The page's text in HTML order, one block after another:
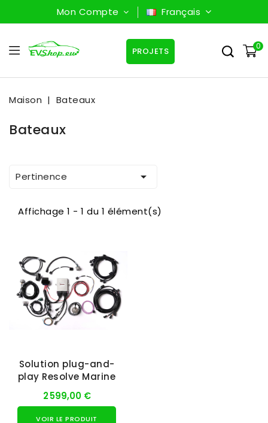
Mon Compte Français
0
PROJETS
Maison Bateaux
Bateaux
Pertinence 
Affichage 1 - 1 du 1 élément(s)
Solution plug-and-
play Resolve Marine
2 599,00 €
VOIR LE PRODUIT